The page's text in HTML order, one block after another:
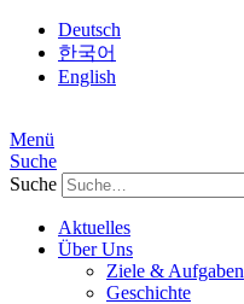
Deutsch
한국어
English
Menü
Suche
Suche
Aktuelles
Über Uns
Ziele & Aufgaben
Geschichte